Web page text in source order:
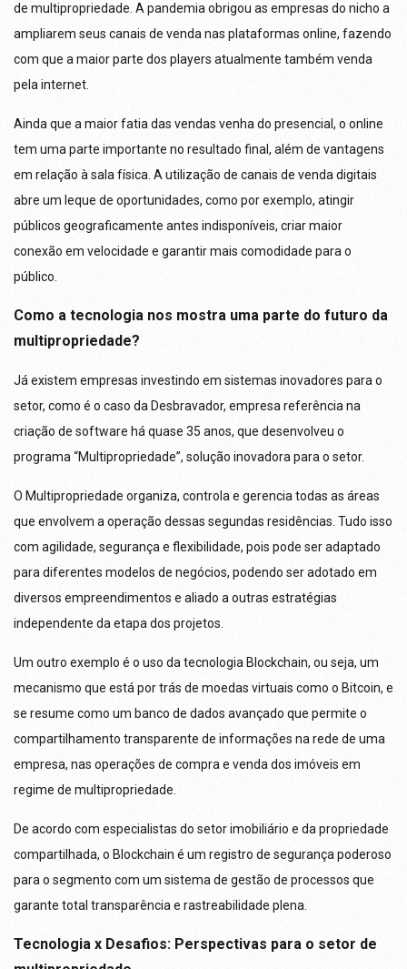
de multipropriedade. A pandemia obrigou as empresas do nicho a
ampliarem seus canais de venda nas plataformas online, fazendo
com que a maior parte dos players atualmente também venda
pela internet.
Ainda que a maior fatia das vendas venha do presencial, o online
tem uma parte importante no resultado final, além de vantagens
em relação à sala física. A utilização de canais de venda digitais
abre um leque de oportunidades, como por exemplo, atingir
públicos geograficamente antes indisponíveis, criar maior
conexão em velocidade e garantir mais comodidade para o
público.
Como a tecnologia nos mostra uma parte do futuro da
multipropriedade?
Já existem empresas investindo em sistemas inovadores para o
setor, como é o caso da Desbravador, empresa referência na
criação de software há quase 35 anos, que desenvolveu o
programa “Multipropriedade”, solução inovadora para o setor.
O Multipropriedade organiza, controla e gerencia todas as áreas
que envolvem a operação dessas segundas residências. Tudo isso
com agilidade, segurança e flexibilidade, pois pode ser adaptado
para diferentes modelos de negócios, podendo ser adotado em
diversos empreendimentos e aliado a outras estratégias
independente da etapa dos projetos.
Um outro exemplo é o uso da tecnologia Blockchain, ou seja, um
mecanismo que está por trás de moedas virtuais como o Bitcoin, e
se resume como um banco de dados avançado que permite o
compartilhamento transparente de informações na rede de uma
empresa, nas operações de compra e venda dos imóveis em
regime de multipropriedade.
De acordo com especialistas do setor imobiliário e da propriedade
compartilhada, o Blockchain é um registro de segurança poderoso
para o segmento com um sistema de gestão de processos que
garante total transparência e rastreabilidade plena.
Tecnologia x Desafios: Perspectivas para o setor de